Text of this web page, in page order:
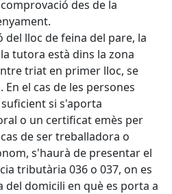
des de la
del lloc de feina del pare, la
tutora està dins la zona
triat en primer lloc, se
el cas de les persones
si s'aporta
o un certificat emès per
de ser treballadora o
s'haurà de presentar el
tributària 036 o 037, on es
del domicili en què es porta a